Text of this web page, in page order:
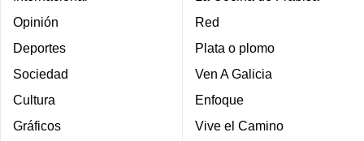
Opinión
Deportes
Sociedad
Cultura
Gráficos
Red
Plata o plomo
Ven A Galicia
Enfoque
Vive el Camino